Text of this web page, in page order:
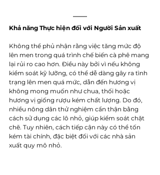
Khả năng Thực hiện đối với Người Sản xuất
Không thể phủ nhận rằng việc tăng mức độ
lên men trong quá trình chế biến cà phê mang
lại rủi ro cao hơn. Điều này bởi vì nếu không
kiểm soát kỹ lưỡng, có thể dễ dàng gây ra tình
trạng lên men quá mức, dẫn đến hương vị
không mong muốn như chua, thối hoặc
hương vị giống rượu kém chất lượng. Do đó,
nhiều nông dân thử nghiệm cẩn thận bằng
cách sử dụng các lô nhỏ, giúp kiểm soát chặt
chẽ. Tuy nhiên, cách tiếp cận này có thể tốn
kém tài chính, đặc biệt đối với các nhà sản
xuất quy mô nhỏ.